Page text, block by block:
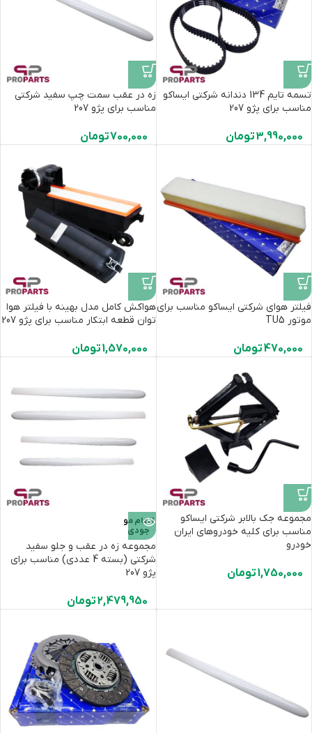
تسمه تایم 134 دندانه شرکتی ایساکو
مناسب برای پژو 207
3,990,000تومان
زه در عقب سمت چپ سفید شرکتی
مناسب برای پژو 207
700,000تومان
فیلتر هوای شرکتی ایساکو مناسب برای
موتور TU5
470,000تومان
هواکش کامل مدل بهینه با فیلتر هوا
توان قطعه ابتکار مناسب برای پژو 207
1,570,000تومان
مجموعه جک بالابر ‌شرکتی ایساکو
مناسب برای کلیه خودروهای ایران
خودرو
1,750,000تومان
اتمام مو
جودی
مجموعه زه در عقب و جلو سفید
شرکتی (بسته 4 عددی) مناسب برای
پژو 207
2,479,950تومان